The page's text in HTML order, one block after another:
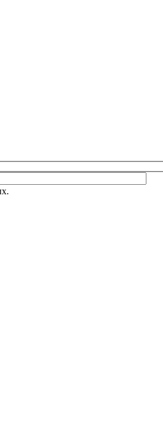
пустым.